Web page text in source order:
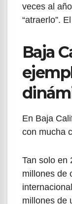
veces al
“atraerlo”.
Baja
En Baja
con mucha
Tan solo en
millones de
millones de